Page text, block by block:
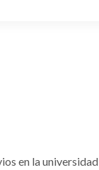
en la universidad